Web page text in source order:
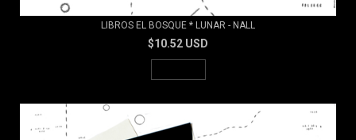
LIBROS EL BOSQUE * LUNAR - NALL
$10.52 USD